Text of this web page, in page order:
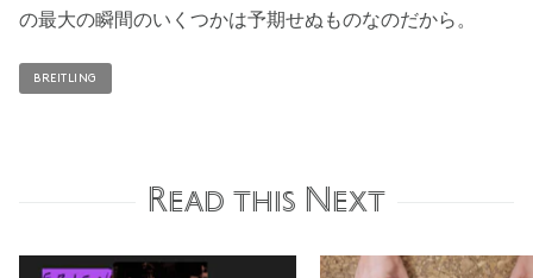
の最大の瞬間のいくつかは予期せぬものなのだから。
BREITLING
Read this Next